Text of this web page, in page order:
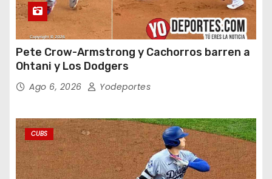
Pete Crow-Armstrong y Cachorros barren a
Ohtani y Los Dodgers
Ago 6, 2026 Yodeportes
CUBS